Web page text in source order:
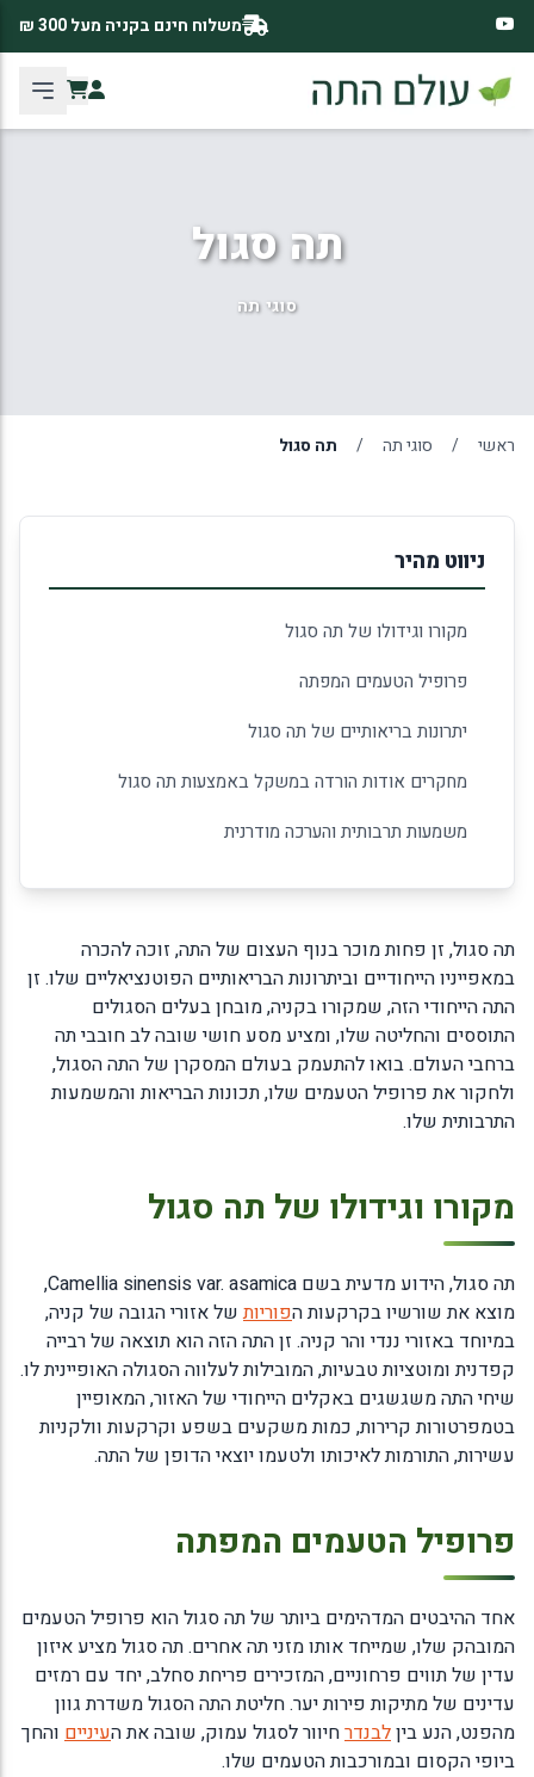
משלוח חינם בקניה מעל 300 ₪
תה סגול
סוגי תה
ראשי / סוגי תה / תה סגול
ניווט מהיר
מקורו וגידולו של תה סגול
פרופיל הטעמים המפתה
יתרונות בריאותיים של תה סגול
מחקרים אודות הורדה במשקל באמצעות תה סגול
משמעות תרבותית והערכה מודרנית
תה סגול, זן פחות מוכר בנוף העצום של התה, זוכה להכרה
במאפייניו הייחודיים וביתרונות הבריאותיים הפוטנציאליים שלו. זן
התה הייחודי הזה, שמקורו בקניה, מובחן בעלים הסגולים
התוססים והחליטה שלו, ומציע מסע חושי שובה לב חובבי תה
ברחבי העולם. בואו להתעמק בעולם המסקרן של התה הסגול,
ולחקור את פרופיל הטעמים שלו, תכונות הבריאות והמשמעות
התרבותית שלו.
מקורו וגידולו של תה סגול
תה סגול, הידוע מדעית בשם Camellia sinensis var. asamica,
מוצא את שורשיו בקרקעות הפוריותשל אזורי הגובה של קניה,
במיוחד באזורי ננדי והר קניה. זן התה הזה הוא תוצאה של רבייה
קפדנית ומוטציות טבעיות, המובילות לעלווה הסגולה האופיינית לו.
שיחי התה משגשגים באקלים הייחודי של האזור, המאופיין
בטמפרטורות קרירות, כמות משקעים בשפע וקרקעות וולקניות
עשירות, התורמות לאיכותו ולטעמו יוצאי הדופן של התה.
פרופיל הטעמים המפתה
אחד ההיבטים המדהימים ביותר של תה סגול הוא פרופיל הטעמים
המובהק שלו, שמייחד אותו מזני תה אחרים. תה סגול מציע איזון
עדין של תווים פרחוניים, המזכירים פריחת סחלב, יחד עם רמזים
עדינים של מתיקות פירות יער. חליטת התה הסגול משדרת גוון
מהפנט, הנע ביןלבנדרחיוור לסגול עמוק, שובה את העיניים והחך
ביופי הקסום ובמורכבות הטעמים שלו.